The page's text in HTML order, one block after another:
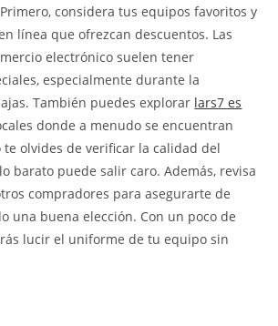
considera tus equipos favoritos y
línea que ofrezcan descuentos. Las
electrónico suelen tener
especialmente durante la
También puedes explorar lars7 es
donde a menudo se encuentran
olvides de verificar la calidad del
barato puede salir caro. Además, revisa
compradores para asegurarte de
una buena elección. Con un poco de
lucir el uniforme de tu equipo sin